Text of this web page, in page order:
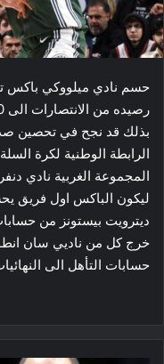
حسم نادي ​​ميلووكي باكس​​
بذلك قد نجح في تحصين
الرابطة الوطنية لكرة
المجموعة الغربية نادي
ليكون الباكس اول فريق
ديترويت بيستونز من
خرج كل من ناديي سان
حسابات التأهل الى